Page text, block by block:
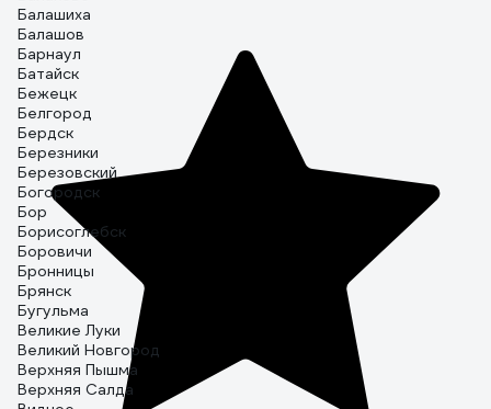
Балашиха
Балашов
Барнаул
Батайск
Бежецк
Белгород
Бердск
Березники
Березовский
Богородск
Бор
Борисоглебск
Боровичи
Бронницы
Брянск
Бугульма
Великие Луки
Великий Новгород
Верхняя Пышма
Верхняя Салда